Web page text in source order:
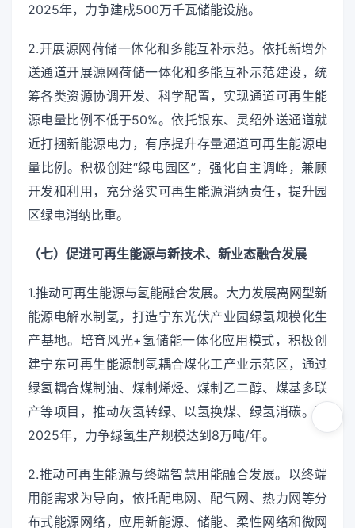
2025年，力争建成500万千瓦储能设施。
2.开展源网荷储一体化和多能互补示范。依托新增外
送通道开展源网荷储一体化和多能互补示范建设，统
筹各类资源协调开发、科学配置，实现通道可再生能
源电量比例不低于50%。依托银东、灵绍外送通道就
近打捆新能源电力，有序提升存量通道可再生能源电
量比例。积极创建“绿电园区”，强化自主调峰，兼顾
开发和利用，充分落实可再生能源消纳责任，提升园
区绿电消纳比重。
（七）促进可再生能源与新技术、新业态融合发展
1.推动可再生能源与氢能融合发展。大力发展离网型新
能源电解水制氢，打造宁东光伏产业园绿氢规模化生
产基地。培育风光+氢储能一体化应用模式，积极创
建宁东可再生能源制氢耦合煤化工产业示范区，通过
绿氢耦合煤制油、煤制烯烃、煤制乙二醇、煤基多联
产等项目，推动灰氢转绿、以氢换煤、绿氢消碳。到
2025年，力争绿氢生产规模达到8万吨/年。
2.推动可再生能源与终端智慧用能融合发展。以终端
用能需求为导向，依托配电网、配气网、热力网等分
布式能源网络，应用新能源、储能、柔性网络和微网